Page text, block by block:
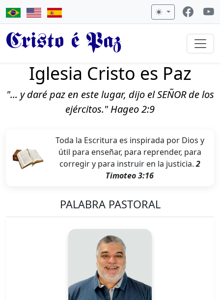
Cristo é Paz
Iglesia Cristo es Paz
"... y daré paz en este lugar, dijo el SEÑOR de los
ejércitos." Hageo 2:9
Toda la Escritura es inspirada por Dios y
útil para enseñar, para reprender, para
corregir y para instruir en la justicia.2
Timoteo 3:16
PALABRA PASTORAL